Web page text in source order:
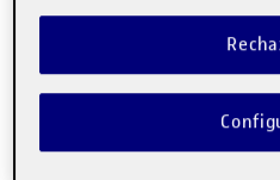
ALEIDA GIRALTE, PATRICIA BENSON
Área de Globalización y Cooperación,
La UOC impulsa el programa